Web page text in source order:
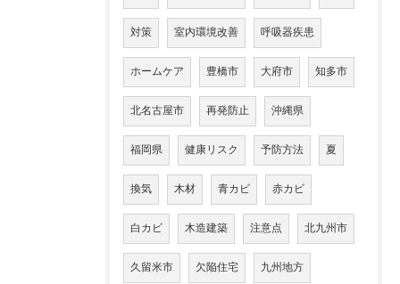
対策 室内環境改善 呼吸器疾患
ホームケア 豊橋市 大府市 知多市
北名古屋市 再発防止 沖縄県
福岡県 健康リスク 予防方法 夏
換気 木材 青カビ 赤カビ
白カビ 木造建築 注意点 北九州市
久留米市 欠陥住宅 九州地方